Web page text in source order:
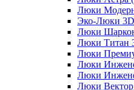
Люки
Эко-Люки 3D
Люки
Люки Титан
Люки
Люки
Люки
Люки